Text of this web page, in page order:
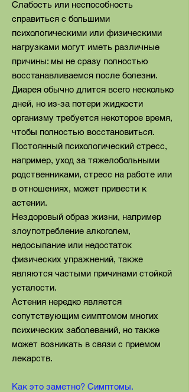
Слабость или неспособность
справиться с большими
психологическими или физическими
нагрузками могут иметь различные
причины: мы не сразу полностью
восстанавливаемся после болезни.
Диарея обычно длится всего несколько
дней, но из-за потери жидкости
организму требуется некоторое время,
чтобы полностью восстановиться.
Постоянный психологический стресс,
например, уход за тяжелобольными
родственниками, стресс на работе или
в отношениях, может привести к
астении.
Нездоровый образ жизни, например
злоупотребление алкоголем,
недосыпание или недостаток
физических упражнений, также
являются частыми причинами стойкой
усталости.
Астения нередко является
сопутствующим симптомом многих
психических заболеваний, но также
может возникать в связи с приемом
лекарств.
Как это заметно? Симптомы.